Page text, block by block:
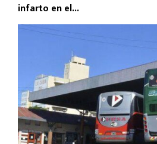
infarto en el...